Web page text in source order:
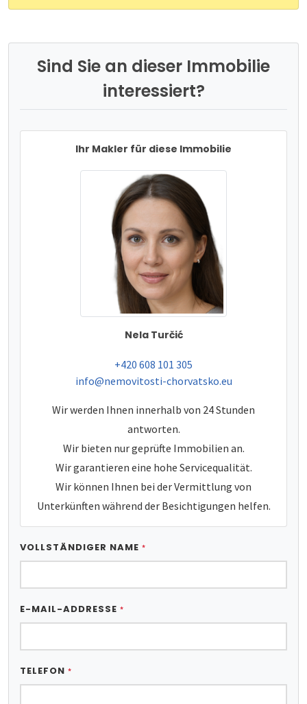
Sind Sie an dieser Immobilie
interessiert?
Ihr Makler für diese Immobilie
Nela Turčić
tel:
+420 608 101 305
e-mail:
info@nemovitosti-chorvatsko.eu
Wir werden Ihnen innerhalb von 24 Stunden
antworten.
Wir bieten nur geprüfte Immobilien an.
Wir garantieren eine hohe Servicequalität.
Wir können Ihnen bei der Vermittlung von
Unterkünften während der Besichtigungen helfen.
VOLLSTÄNDIGER NAME *
E-MAIL-ADDRESSE *
TELEFON *